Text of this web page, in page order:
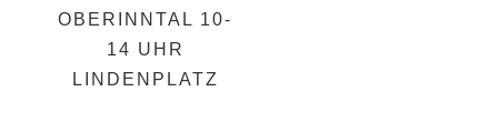
OBERINNTAL 10-
14 UHR
LINDENPLATZ